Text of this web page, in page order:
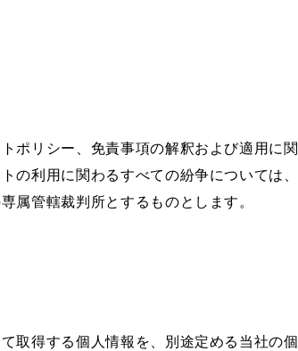
ポリシー、免責事項の解釈および適用に関
の利用に関わるすべての紛争については、
属管轄裁判所とするものとします。
取得する個人情報を、別途定める当社の個